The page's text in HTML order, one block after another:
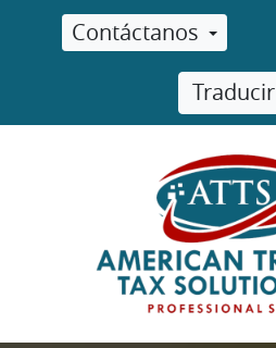
Contáctanos
Traducir